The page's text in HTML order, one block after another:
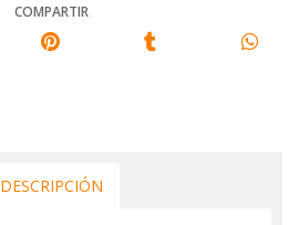
COMPARTIR
DESCRIPCIÓN